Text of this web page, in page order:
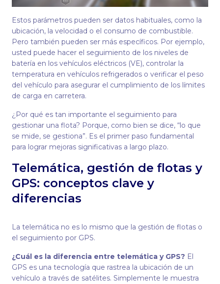
Estos parámetros pueden ser datos habituales, como la
ubicación, la velocidad o el consumo de combustible.
Pero también pueden ser más específicos. Por ejemplo,
usted puede hacer el seguimiento de los niveles de
batería en los vehículos eléctricos (VE), controlar la
temperatura en vehículos refrigerados o verificar el peso
del vehículo para asegurar el cumplimiento de los límites
de carga en carretera.
¿Por qué es tan importante el seguimiento para
gestionar una flota? Porque, como bien se dice, “lo que
se mide, se gestiona”. Es el primer paso fundamental
para lograr mejoras significativas a largo plazo.
Telemática, gestión de flotas y
GPS: conceptos clave y
diferencias
La telemática no es lo mismo que la gestión de flotas o
el seguimiento por GPS.
¿Cuál es la diferencia entre telemática y GPS? El
GPS es una tecnología que rastrea la ubicación de un
vehículo a través de satélites. Simplemente le muestra